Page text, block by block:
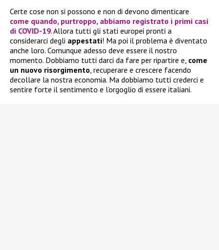
Certe cose non si possono e non di devono dimenticare
come quando, purtroppo, abbiamo registrato i primi casi
di COVID-19. Allora tutti gli stati europei pronti a
considerarci degli appestati! Ma poi il problema è diventato
anche loro. Comunque adesso deve essere il nostro
momento. Dobbiamo tutti darci da fare per ripartire e, come
un nuovo risorgimento, recuperare e crescere facendo
decollare la nostra economia. Ma dobbiamo tutti crederci e
sentire forte il sentimento e l’orgoglio di essere italiani.